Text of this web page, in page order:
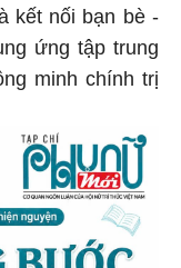
kết nối bạn bè -
ứng tập trung
minh chính trị